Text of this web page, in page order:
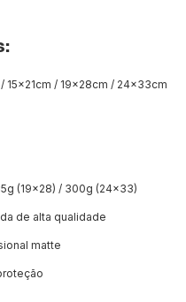
/ 15x21cm / 19x28cm / 24x33cm
(19x28) / 300g (24x33)
de alta qualidade
matte